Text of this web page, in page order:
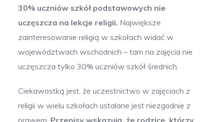
30% uczniów szkół podstawowych nie
uczęszcza na lekcje religii. Największe
zainteresowanie religią w szkołach widać w
województwach wschodnich – tam na zajęcia nie
uczęszcza tylko 30% uczniów szkół średnich.
Ciekawostką jest, że uczestnictwo w zajęciach z
religii w wielu szkołach ustalane jest niezgodnie z